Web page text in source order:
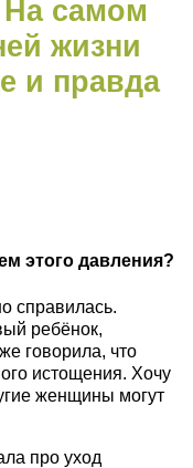
самом
жизни
и правда
этого давления?
справилась.
ребёнок,
говорила, что
истощения. Хочу
женщины могут
про уход